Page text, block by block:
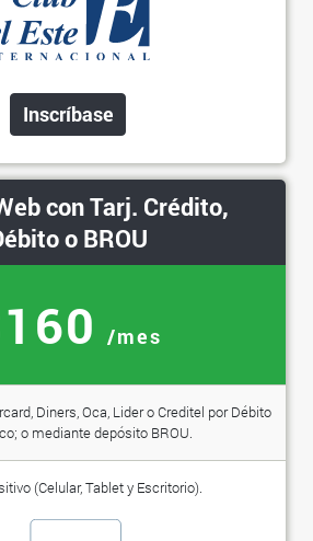
Inscríbase
con Tarj. Crédito,
o BROU
/mes
Diners, Oca, Lider o Creditel por Débito
o mediante depósito BROU.
(Celular, Tablet y Escritorio).